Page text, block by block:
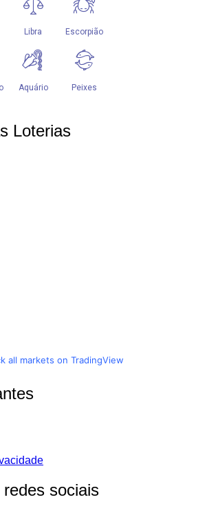
Loterias
all markets on TradingView
sociais